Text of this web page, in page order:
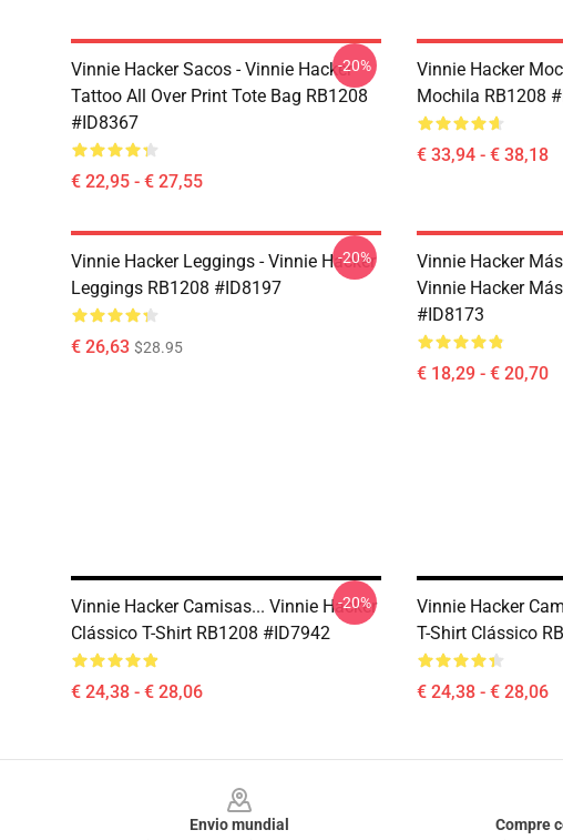
Vinnie Hacker Sacos - Vinnie Hacker
Tattoo All Over Print Tote Bag RB1208
#ID8367
€ 22,95 - € 27,55
-20%
Vinnie Hacker
Mochila RB1208
€ 33,94 - € 38,18
Vinnie Hacker Leggings - Vinnie Hacker
Leggings RB1208 #ID8197
€ 26,63 $28.95
-20%
Vinnie Hacker
Vinnie Hacker
#ID8173
€ 18,29 - € 20,70
Vinnie Hacker Camisas... Vinnie Hacker
Clássico T-Shirt RB1208 #ID7942
€ 24,38 - € 28,06
-20%
Vinnie Hacker
T-Shirt Clássico
€ 24,38 - € 28,06
Envio mundial
Compre